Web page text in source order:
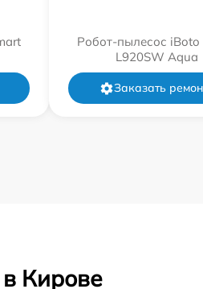
Робот-пылесос iBoto
L920SW Aqua
Заказать
в Кирове